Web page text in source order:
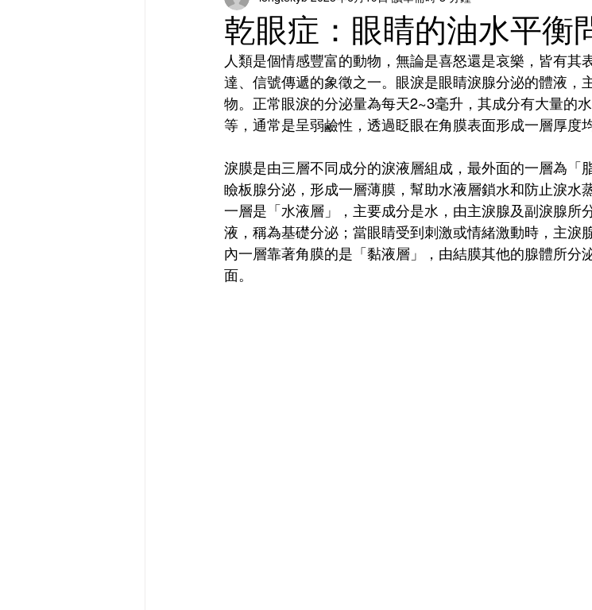
乾眼症：眼睛的油水平衡
人類是個情感豐富的動物，無論是喜怒還是哀樂，皆有其
達、信號傳遞的象徵之一。眼淚是眼睛淚腺分泌的體液，
物。正常眼淚的分泌量為每天2~3毫升，其成分有大量的
等，通常是呈弱鹼性，透過眨眼在角膜表面形成一層厚度
淚膜是由三層不同成分的淚液層組成，最外面的一層為「
瞼板腺分泌，形成一層薄膜，幫助水液層鎖水和防止淚水
一層是「水液層」，主要成分是水，由主淚腺及副淚腺所
液，稱為基礎分泌；當眼睛受到刺激或情緒激動時，主淚
內一層靠著角膜的是「黏液層」，由結膜其他的腺體所分
面。